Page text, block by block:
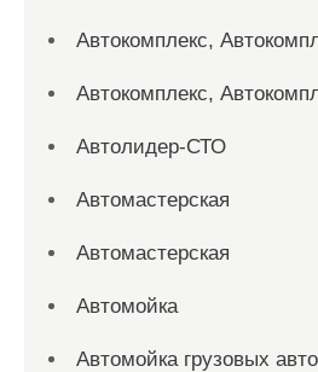
Автокомплекс,
Автокомплекс,
Автолидер-СТО
Автомастерская
Автомастерская
Автомойка
Автомойка грузовых